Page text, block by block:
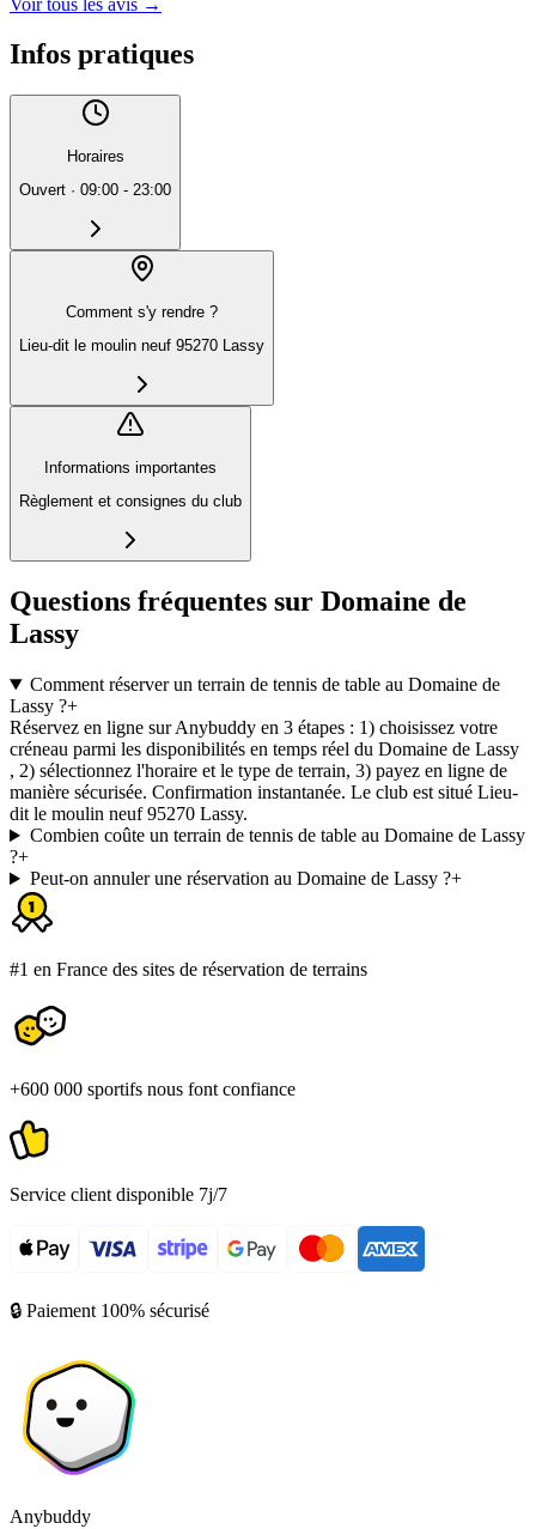
Infos pratiques
Horaires
Ouvert · 09:00 - 23:00
Comment s'y rendre ?
Lieu-dit le moulin neuf 95270 Lassy
Informations importantes
Règlement et consignes du club
Questions fréquentes sur Domaine de
Lassy
Comment réserver un terrain de tennis de table au Domaine de
Lassy ?+
Réservez en ligne sur Anybuddy en 3 étapes : 1) choisissez votre
créneau parmi les disponibilités en temps réel du Domaine de Lassy
, 2) sélectionnez l'horaire et le type de terrain, 3) payez en ligne de
manière sécurisée. Confirmation instantanée. Le club est situé Lieu-
dit le moulin neuf 95270 Lassy.
Combien coûte un terrain de tennis de table au Domaine de Lassy
?+
Peut-on annuler une réservation au Domaine de Lassy ?+
#1 en France des sites de réservation de terrains
+600 000 sportifs nous font confiance
Service client disponible 7j/7
🔒 Paiement 100% sécurisé
Anybuddy